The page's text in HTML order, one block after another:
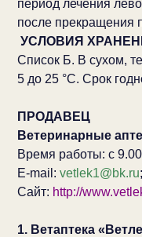
период лечения
после прекращения
УСЛОВИЯ
Список Б. В сухом,
5 до 25 °С. Срок
ПРОДАВЕЦ
Ветеринарные
Время работы: с
E-mail: vetlek1@bk.ru
Сайт: http://
1. Ветаптека